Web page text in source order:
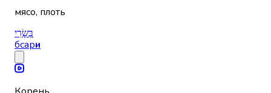
мясо, плоть
בְּשָׂרִי
бсари